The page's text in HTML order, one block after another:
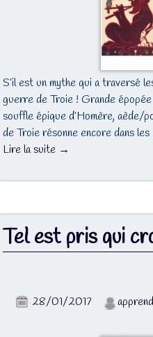
S’il est un mythe qui a traversé
guerre de Troie ! Grande
souffle épique d’Homère, aède/
de Troie résonne encore dans
Lire la suite →
Tel est pris qui
28/01/2017